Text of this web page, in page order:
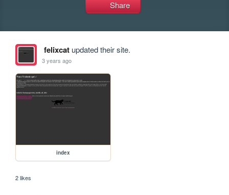
Share
felixcatupdated their site.
3 years ago
index
2 likes